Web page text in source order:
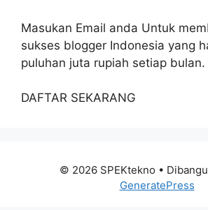
Masukan Email anda Untuk
sukses blogger Indonesia yang
puluhan juta rupiah setiap bulan.
DAFTAR SEKARANG
© 2026 SPEKtekno •
GeneratePress